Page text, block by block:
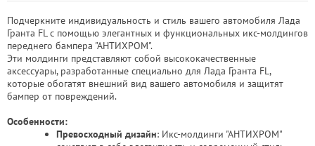
Подчеркните индивидуальность и стиль вашего автомобиля Лада
Гранта FL с помощью элегантных и функциональных икс-молдингов
переднего бампера "АНТИХРОМ".
Эти молдинги представляют собой высококачественные
аксессуары, разработанные специально для Лада Гранта FL,
которые обогатят внешний вид вашего автомобиля и защитят
бампер от повреждений.
Особенности:
Превосходный дизайн: Икс-молдинги "АНТИХРОМ"